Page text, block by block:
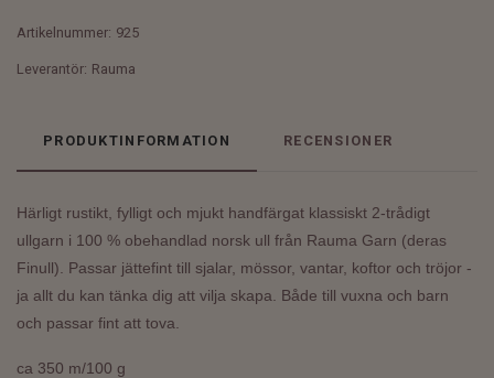
Artikelnummer: 925
Leverantör: Rauma
PRODUKTINFORMATION RECENSIONER
Härligt rustikt, fylligt och mjukt handfärgat klassiskt 2-trådigt
ullgarn i 100 % obehandlad norsk ull från Rauma Garn (deras
Finull). Passar jättefint till sjalar, mössor, vantar, koftor och tröjor -
ja allt du kan tänka dig att vilja skapa. Både till vuxna och barn
och passar fint att tova.
ca 350 m/100 g